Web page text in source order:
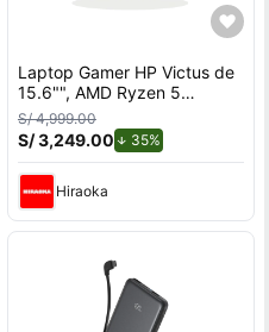
Laptop Gamer HP Victus de
15.6"", AMD Ryzen 5
7535HS, NVIDIA GeForce
RTX 3050, 12GB RAM, disco
sólido de 512GB, modelo 15-
fb3058la
S/ 4,999.00
S/ 3,249.00 35%de descuento.
Hiraoka